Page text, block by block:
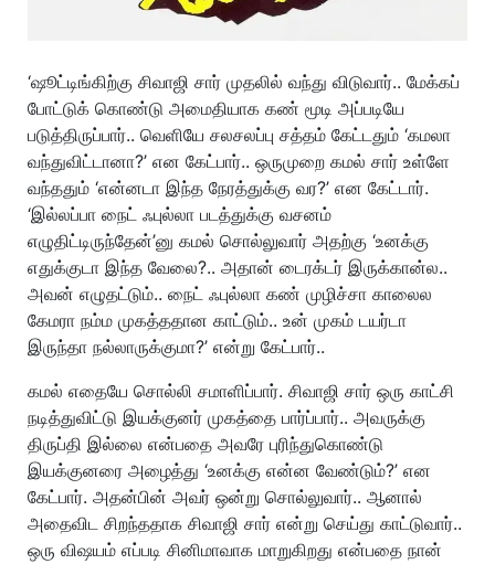
‘ஷூட்டிங்கிற்கு சிவாஜி சார் முதலில் வந்து விடுவார்.. மேக்கப்
போட்டுக் கொண்டு அமைதியாக கண் மூடி அப்படியே
படுத்திருப்பார்.. வெளியே சலசலப்பு சத்தம் கேட்டதும் ‘கமலா
வந்துவிட்டானா?’ என கேட்பார்.. ஒருமுறை கமல் சார் உள்ளே
வந்ததும் ‘என்னடா இந்த நேரத்துக்கு வர?’ என கேட்டார்.
‘இல்லப்பா நைட் ஃபுல்லா படத்துக்கு வசனம்
எழுதிட்டிருந்தேன்’னு கமல் சொல்லுவார் அதற்கு ‘உனக்கு
எதுக்குடா இந்த வேலை?.. அதான் டைரக்டர் இருக்கான்ல..
அவன் எழுதட்டும்.. நைட் ஃபுல்லா கண் முழிச்சா காலைல
கேமரா நம்ம முகத்ததான காட்டும்.. உன் முகம் டயர்டா
இருந்தா நல்லாருக்குமா?’ என்று கேட்பார்..
கமல் எதையே சொல்லி சமாளிப்பார். சிவாஜி சார் ஒரு காட்சி
நடித்துவிட்டு இயக்குனர் முகத்தை பார்ப்பார்.. அவருக்கு
திருப்தி இல்லை என்பதை அவரே புரிந்துகொண்டு
இயக்குனரை அழைத்து ‘உனக்கு என்ன வேண்டும்?’ என
கேட்பார். அதன்பின் அவர் ஒன்று சொல்லுவார்.. ஆனால்
அதைவிட சிறந்ததாக சிவாஜி சார் என்று செய்து காட்டுவார்..
ஒரு விஷயம் எப்படி சினிமாவாக மாறுகிறது என்பதை நான்